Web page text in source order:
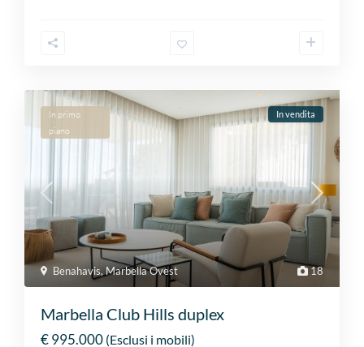
18
Benahavis,Marbella Ovest
In primo
piano
In vendita
Marbella Club Hills duplex
€ 995.000 (Esclusi i mobili)